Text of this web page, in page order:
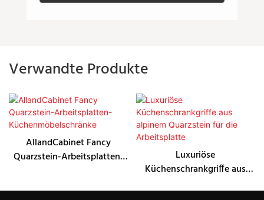
Verwandte Produkte
AllandCabinet Fancy
Quarzstein-Arbeitsplatten-
Luxuriöse
Küchenschrankgriffe aus